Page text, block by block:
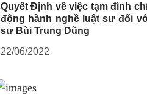
Quyết Định về việc tạm đình
động hành nghề luật sư đối
sư Bùi Trung Dũng
22/06/2022